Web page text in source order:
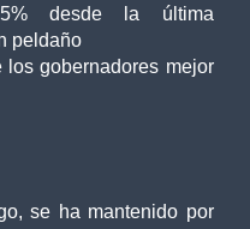
desde la última
peldaño
gobernadores mejor
se ha mantenido por